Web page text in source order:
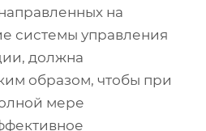
на
системы управления
должна
образом, чтобы при
мере